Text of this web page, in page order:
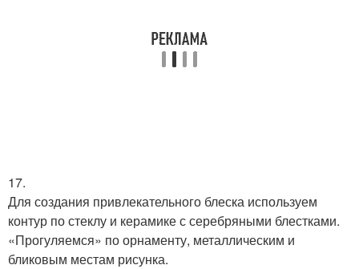
17.
Для создания привлекательного блеска используем
контур по стеклу и керамике с серебряными блестками.
«Прогуляемся» по орнаменту, металлическим и
бликовым местам рисунка.